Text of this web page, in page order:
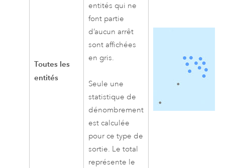
Toutes les
entités
entités qui ne
font partie
d’aucun arrêt
sont affichées
en gris.
Seule une
statistique de
dénombrement
est calculée
pour ce type de
sortie. Le total
représente le